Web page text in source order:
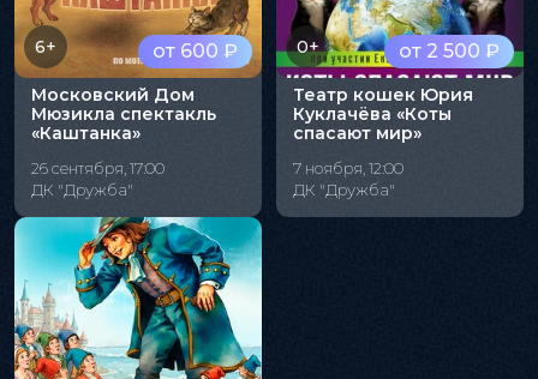
от 600 ₽
6+
Московский Дом
Мюзикла спектакль
«Каштанка»
26 сентября, 17:00
ДК "Дружба"
от 2 500 ₽
0+
Театр кошек Юрия
Куклачёва «Коты
спасают мир»
7 ноября, 12:00
ДК "Дружба"